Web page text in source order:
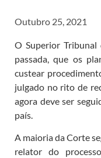
Outubro 25, 2021
O Superior Tribunal
passada, que os
custear
julgado no rito de
agora deve ser
país.
A maioria da Corte
relator do